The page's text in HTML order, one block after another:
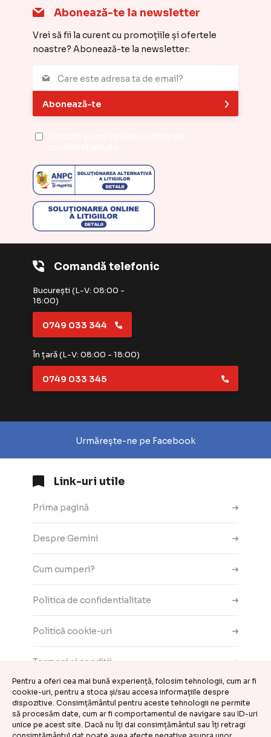
Pentru a oferi cea mai bună experiență, folosim tehnologii, cum ar fi
cookie-uri, pentru a stoca și/sau accesa informațiile despre
dispozitive. Consimțământul pentru aceste tehnologii ne permite
să procesăm date, cum ar fi comportamentul de navigare sau ID-uri
unice pe acest site. Dacă nu îți dai consimțământul sau îți retragi
Comandă telefonic
București (L-V: 08:00 -
18:00)
0749 033 344
În țară (L-V: 08:00 - 18:00)
0749 033 345
Urmărește-ne pe Facebook
Link-uri utile
Prima pagină
Despre Gemini
Cum cumperi?
Politica de confidentialitate
Politică cookie-uri
Termeni și condiții
Contact
ANPC
Abonează-te la newsletter
Vrei să fii la curent cu promoțiile și ofertele
noastre? Abonează-te la newsletter:
Abonează-te